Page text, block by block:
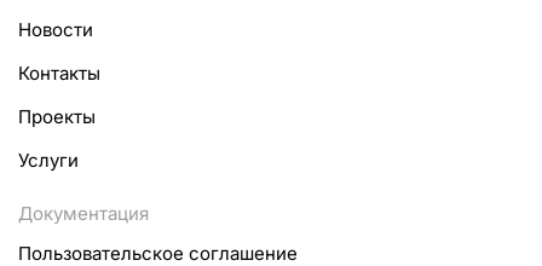
Новости
Контакты
Проекты
Услуги
Документация
Пользовательское соглашение